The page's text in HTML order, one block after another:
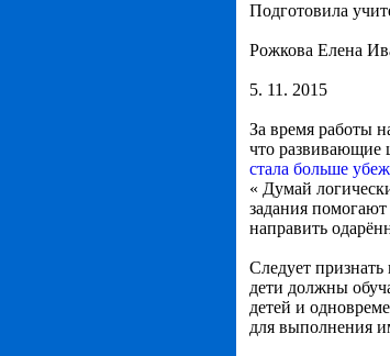
Подготовила
Рожкова Елена
5. 11. 2015
За время работы
что развивающие
стала больше
« Думай
задания
направить
Следует
дети должны
детей и
для выполнения